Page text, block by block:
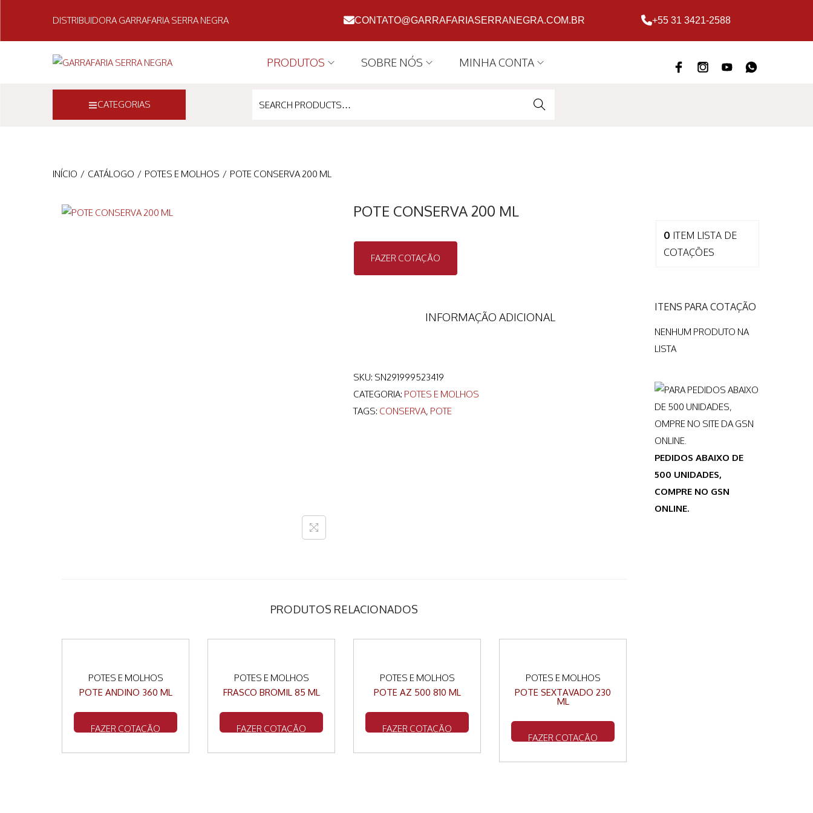
DISTRIBUIDORA GARRAFARIA SERRA NEGRA CONTATO@GARRAFARIASERRANEGRA.COM.BR +55 31 3421-2588
PRODUTOS SOBRE NÓS MINHA CONTA
CATEGORIAS
SEARC
INÍCIO / CATÁLOGO / POTES E MOLHOS / POTE CONSERVA 200 ML
POTE CONSERVA 200 ML
FAZER COTAÇÃO
INFORMAÇÃO ADICIONAL
SKU: SN291999523419
CATEGORIA: POTES E MOLHOS
TAGS: CONSERVA, POTE
PRODUTOS RELACIONADOS
POTES E MOLHOS
POTE ANDINO 360 ML
FAZER COTAÇÃO
POTES E MOLHOS
FRASCO BROMIL 85 ML
FAZER COTAÇÃO
POTES E MOLHOS
POTE AZ 500 810 ML
FAZER COTAÇÃO
POTES E MOLHOS
POTE SEXTAVADO 230
ML
FAZER COTAÇÃO
0 ITEM LISTA DE
COTAÇÕES
ITENS PARA COTAÇÃO
NENHUM PRODUTO NA
LISTA
PEDIDOS ABAIXO DE
500 UNIDADES,
COMPRE NO GSN
ONLINE.